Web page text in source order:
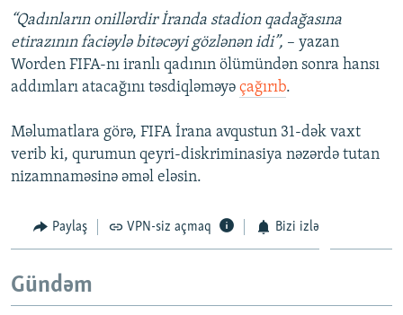
“Qadınların onillərdir İranda stadion qadağasına
etirazının faciəylə bitəcəyi gözlənən idi”, – yazan
Worden FIFA-nı iranlı qadının ölümündən sonra hansı
addımları atacağını təsdiqləməyə çağırıb.
Məlumatlara görə, FIFA İrana avqustun 31-dək vaxt
verib ki, qurumun qeyri-diskriminasiya nəzərdə tutan
nizamnaməsinə əməl eləsin.
Paylaş VPN-siz açmaq Bizi izlə
Gündəm